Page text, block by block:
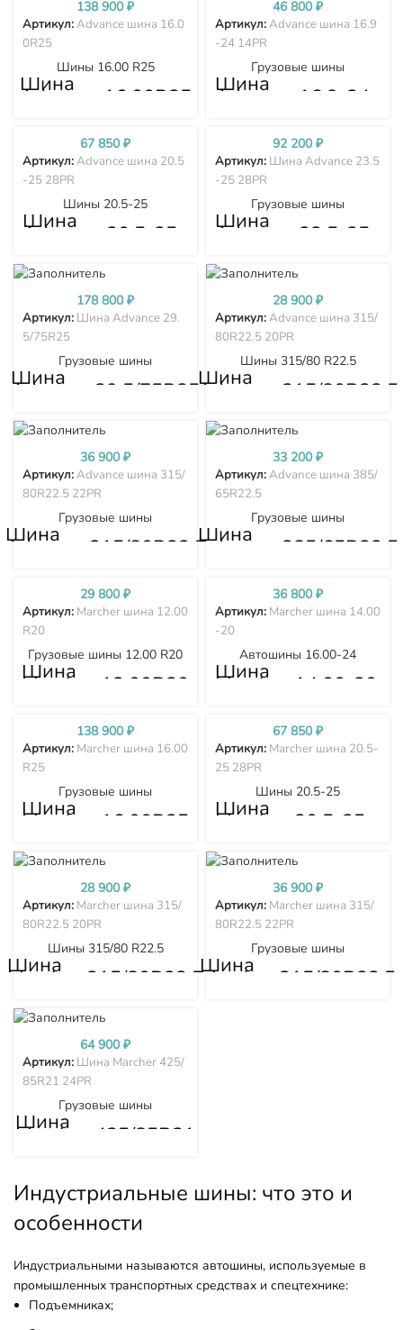
Шина
Advance 16.00R25
Шины 16.00 R25
Артикул:Advance шина 16.0
0R25
138 900₽
Шина
Advance 16.9-24
Грузовые шины
Артикул:Advance шина 16.9
-24 14PR
46 800₽
Шина
Advance 20.5-25
Шины 20.5-25
Артикул:Advance шина 20.5
-25 28PR
67 850₽
Шина
Advance 23.5-25
Грузовые шины
Артикул: Шина Advance 23.5
-25 28PR
92 200₽
Шина
Advance 29.5/75R25
Грузовые шины
Артикул: Шина Advance 29.
5/75R25
178 800₽
Шина
Advance 315/80R22.5
Шины 315/80 R22.5
Артикул:Advance шина 315/
80R22.5 20PR
28 900₽
Шина
Advance 315/80R22.5
Грузовые шины
Артикул:Advance шина 315/
80R22.5 22PR
36 900₽
Шина
Advance 385/65R22.5
Грузовые шины
Артикул:Advance шина 385/
65R22.5
33 200₽
Шина
Marcher 12.00R20
Грузовые шины 12.00 R20
Артикул: Marcher шина 12.00
R20
29 800₽
Шина
Marcher 14.00-20
Автошины 16.00-24
Артикул: Marcher шина 14.00
-20
36 800₽
Шина
Marcher 16.00R25
Грузовые шины
Артикул: Marcher шина 16.00
R25
138 900₽
Шина
Marcher 20.5-25
Шины 20.5-25
Артикул: Marcher шина 20.5-
25 28PR
67 850₽
Шина
Marcher 315/80R22.5
Шины 315/80 R22.5
Артикул: Marcher шина 315/
80R22.5 20PR
28 900₽
Шина
Marcher 315/80R22.5
Грузовые шины
Артикул: Marcher шина 315/
80R22.5 22PR
36 900₽
Шина
Marcher 425/85R21
Грузовые шины
Артикул: Шина Marcher 425/
85R21 24PR
64 900₽
Индустриальные шины: что это и
особенности
Индустриальными называются автошины, используемые в
промышленных транспортных средствах и спецтехнике:
Подъемниках;